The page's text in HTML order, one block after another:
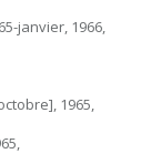
janvier, 1966,
1965,